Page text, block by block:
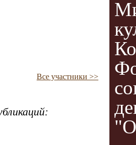
Все участники >>